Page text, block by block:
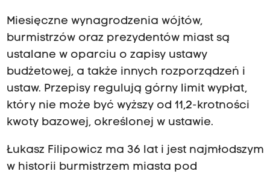
Miesięczne wynagrodzenia wójtów,
burmistrzów oraz prezydentów miast są
ustalane w oparciu o zapisy ustawy
budżetowej, a także innych rozporządzeń i
ustaw. Przepisy regulują górny limit wypłat,
który nie może być wyższy od 11,2-krotności
kwoty bazowej, określonej w ustawie.
Łukasz Filipowicz ma 36 lat i jest najmłodszym
w historii burmistrzem miasta pod